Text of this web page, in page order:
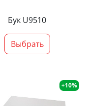
Бук U9510
Выбрать
+10%